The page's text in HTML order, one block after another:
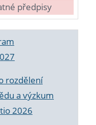
předpisy
rozdělení
a výzkum
2026